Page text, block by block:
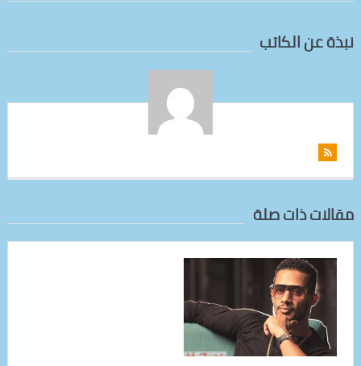
نبذة عن الكاتب
مقالات ذات صلة